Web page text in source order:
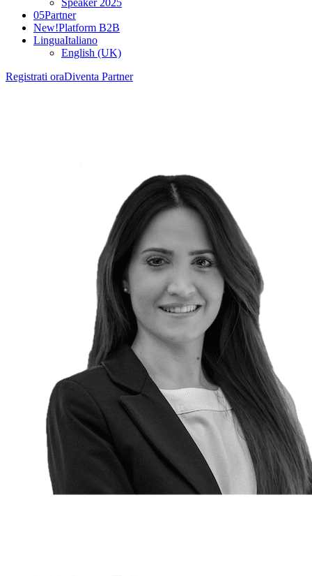
Speaker 2025
05Partner
New!Platform B2B
LinguaItaliano
English (UK)
Registrati oraDiventa Partner